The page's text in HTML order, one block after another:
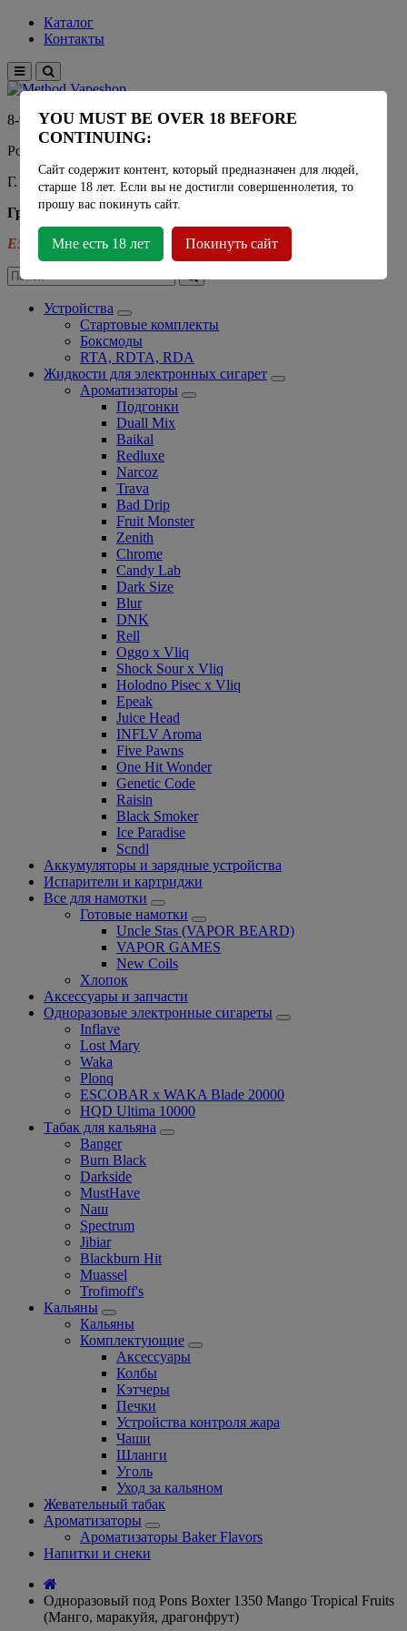
Каталог
Контакты
8-915-450-21-92
Розничный магазин Method Vapeshop
Г. Москва, улица Южнобутовская 36
График работы
Ежедневно - 11:00 - 21:00
Устройства
Стартовые комплекты
Боксмоды
RTA, RDTA, RDA
Жидкости для электронных сигарет
Ароматизаторы
Подгонки
Duall Mix
Baikal
Redluxe
Narcoz
Trava
Bad Drip
Fruit Monster
Zenith
Chrome
Candy Lab
Dark Size
Blur
DNK
Rell
Oggo x Vliq
Shock Sour x Vliq
Holodno Pisec x Vliq
Epeak
Juice Head
INFLV Aroma
Five Pawns
One Hit Wonder
Genetic Code
Raisin
Black Smoker
Ice Paradise
Scndl
Аккумуляторы и зарядные устройства
Испарители и картриджи
Все для намотки
Готовые намотки
Uncle Stas (VAPOR BEARD)
VAPOR GAMES
New Coils
Хлопок
Аксессуары и запчасти
Одноразовые электронные сигареты
Inflave
Lost Mary
Waka
Plonq
ESCOBAR x WAKA Blade 20000
HQD Ultima 10000
Табак для кальяна
Banger
Burn Black
Darkside
MustHave
Nаш
Spectrum
Jibiar
Blackburn Hit
Muassel
Trofimoff's
Кальяны
Кальяны
Комплектующие
Аксессуары
Колбы
Кэтчеры
Печки
Устройства контроля жара
Чаши
Шланги
Уголь
Уход за кальяном
Жевательный табак
Ароматизаторы
Ароматизаторы Baker Flavors
Напитки и снеки
Одноразовый под Pons Boxter 1350 Mango Tropical Fruits
(Манго, маракуйя, драгонфрут)
YOU MUST BE OVER 18 BEFORE
CONTINUING:
Сайт содержит контент, который предназначен для людей,
старше 18 лет. Если вы не достигли совершеннолетия, то
прошу вас покинуть сайт.
Мне есть 18 лет Покинуть сайт